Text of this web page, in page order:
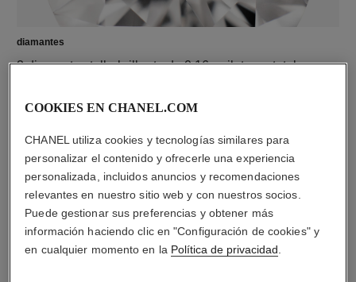
diamantes
2 diamantes talla brillante de 0,16 quilate en total
COOKIES EN CHANEL.COM
CHANEL utiliza cookies y tecnologías similares para
personalizar el contenido y ofrecerle una experiencia
personalizada, incluidos anuncios y recomendaciones
relevantes en nuestro sitio web y con nuestros socios.
Puede gestionar sus preferencias y obtener más
información haciendo clic en "Configuración de cookies" y
en cualquier momento en la Política de privacidad